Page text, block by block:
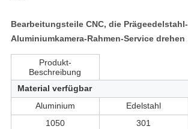
Bearbeitungsteile CNC, die Prägeedelstahl-
Aluminiumkamera-Rahmen-Service drehen
Produkt-
Beschreibung
Material verfügbar
Aluminium
Edelstahl
1050
301